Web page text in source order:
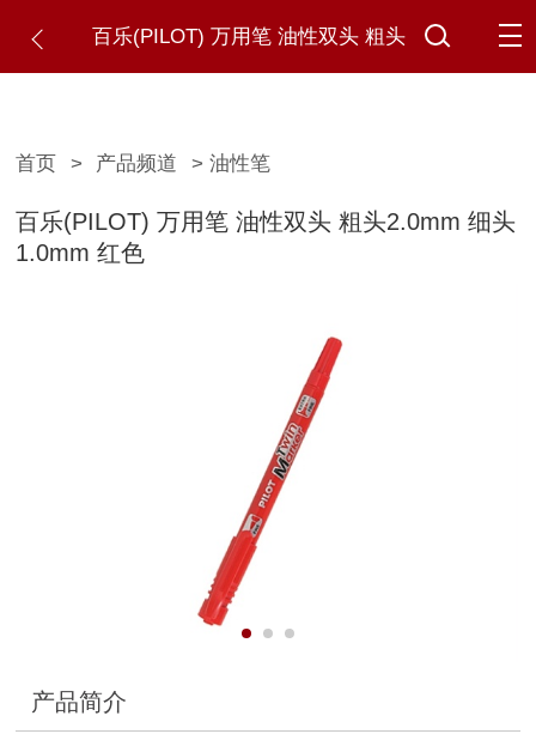
百乐(PILOT) 万用笔 油性双头 粗头
首页 > 产品频道 > 油性笔
百乐(PILOT) 万用笔 油性双头 粗头2.0mm 细头
1.0mm 红色
产品简介